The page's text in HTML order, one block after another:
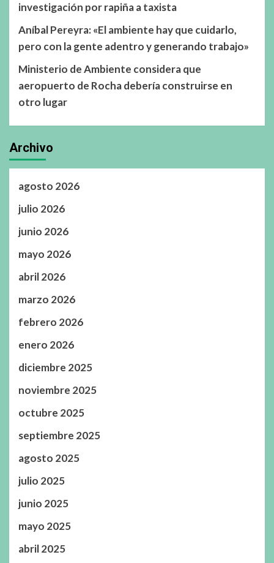
investigación por rapiña a taxista
Aníbal Pereyra: «El ambiente hay que cuidarlo,
pero con la gente adentro y generando trabajo»
Ministerio de Ambiente considera que
aeropuerto de Rocha debería construirse en
otro lugar
Archivo
agosto 2026
julio 2026
junio 2026
mayo 2026
abril 2026
marzo 2026
febrero 2026
enero 2026
diciembre 2025
noviembre 2025
octubre 2025
septiembre 2025
agosto 2025
julio 2025
junio 2025
mayo 2025
abril 2025